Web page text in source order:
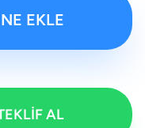
EKLE
AL